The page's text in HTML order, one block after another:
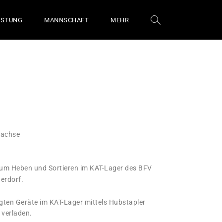
MANNSCHAFT MEHR
Heben und Sortieren im KAT-Lager des BFV
Geräte im KAT-Lager mittels Hubstapler